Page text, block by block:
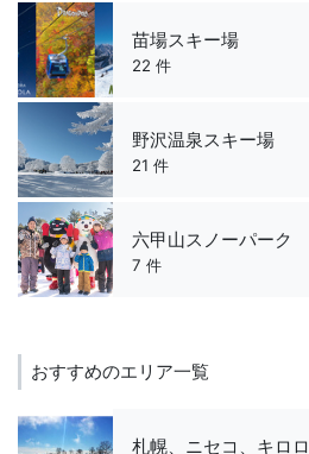
苗場スキー場
22 件
野沢温泉スキー場
21 件
六甲山スノーパーク
7 件
おすすめのエリア一覧
札幌、ニセコ、キロロ